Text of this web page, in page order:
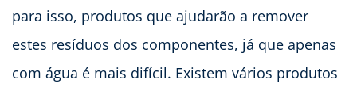
para isso, produtos que ajudarão a remover
estes resíduos dos componentes, já que apenas
com água é mais difícil. Existem vários produtos